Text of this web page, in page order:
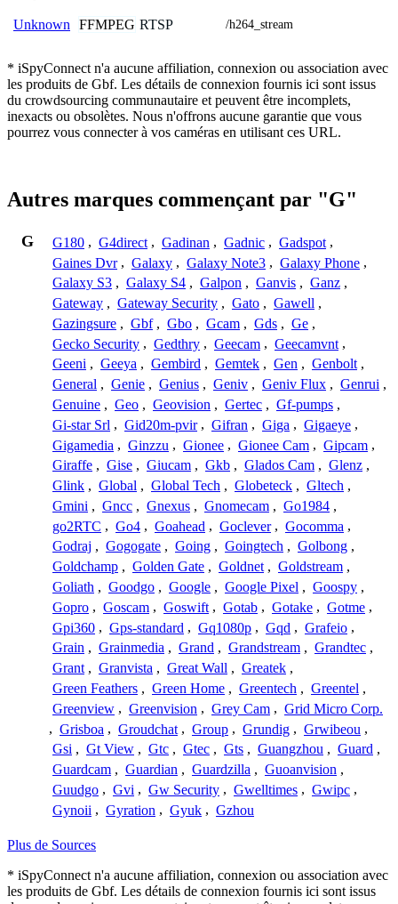
Unknown FFMPEG RTSP /h264_stream
* iSpyConnect n'a aucune affiliation, connexion ou association avec
les produits de Gbf. Les détails de connexion fournis ici sont issus
du crowdsourcing communautaire et peuvent être incomplets,
inexacts ou obsolètes. Nous n'offrons aucune garantie que vous
pourrez vous connecter à vos caméras en utilisant ces URL.
Autres marques commençant par "G"
G G180 , G4direct , Gadinan , Gadnic , Gadspot ,
Gaines Dvr , Galaxy , Galaxy Note3 , Galaxy Phone ,
Galaxy S3 , Galaxy S4 , Galpon , Ganvis , Ganz ,
Gateway , Gateway Security , Gato , Gawell ,
Gazingsure , Gbf , Gbo , Gcam , Gds , Ge ,
Gecko Security , Gedthry , Geecam , Geecamvnt ,
Geeni , Geeya , Gembird , Gemtek , Gen , Genbolt ,
General , Genie , Genius , Geniv , Geniv Flux , Genrui ,
Genuine , Geo , Geovision , Gertec , Gf-pumps ,
Gi-star Srl , Gid20m-pvir , Gifran , Giga , Gigaeye ,
Gigamedia , Ginzzu , Gionee , Gionee Cam , Gipcam ,
Giraffe , Gise , Giucam , Gkb , Glados Cam , Glenz ,
Glink , Global , Global Tech , Globeteck , Gltech ,
Gmini , Gncc , Gnexus , Gnomecam , Go1984 ,
go2RTC , Go4 , Goahead , Goclever , Gocomma ,
Godraj , Gogogate , Going , Goingtech , Golbong ,
Goldchamp , Golden Gate , Goldnet , Goldstream ,
Goliath , Goodgo , Google , Google Pixel , Goospy ,
Gopro , Goscam , Goswift , Gotab , Gotake , Gotme ,
Gpi360 , Gps-standard , Gq1080p , Gqd , Grafeio ,
Grain , Grainmedia , Grand , Grandstream , Grandtec ,
Grant , Granvista , Great Wall , Greatek ,
Green Feathers , Green Home , Greentech , Greentel ,
Greenview , Greenvision , Grey Cam , Grid Micro Corp.
, Grisboa , Groudchat , Group , Grundig , Grwibeou ,
Gsi , Gt View , Gtc , Gtec , Gts , Guangzhou , Guard ,
Guardcam , Guardian , Guardzilla , Guoanvision ,
Guudgo , Gvi , Gw Security , Gwelltimes , Gwipc ,
Gynoii , Gyration , Gyuk , Gzhou
Plus de Sources
* iSpyConnect n'a aucune affiliation, connexion ou association avec
les produits de Gbf. Les détails de connexion fournis ici sont issus